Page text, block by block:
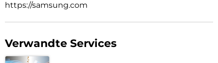
https://samsung.com
Verwandte Services